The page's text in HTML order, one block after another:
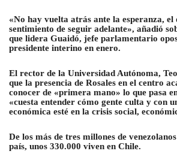
«No hay vuelta atrás ante la esperanza, el
sentimiento de seguir adelante», añadió
que lidera Guaidó, jefe parlamentario
presidente interino en enero.
El rector de la Universidad Autónoma,
que la presencia de Rosales en el centro
conocer de «primera mano» lo que pasa
«cuesta entender cómo gente culta y con
económica esté en la crisis social,
De los más de tres millones de
país, unos 330.000 viven en Chile.